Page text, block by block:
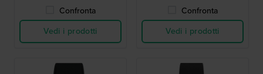
Confronta
Vedi i prodotti
Confronta
Vedi i prodotti